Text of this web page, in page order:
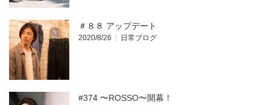
＃８８ アップデート
2020/8/26 日常ブログ
#374 〜ROSSO〜開幕！